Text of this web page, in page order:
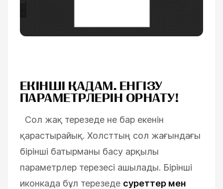
ЕКІНШІ ҚАДАМ. ЕНГІЗУ
ПАРАМЕТРЛЕРІН ОРНАТУ!
Сол жақ терезеде не бар екенін
қарастырайық. Холсттың сол жағындағы
бірінші батырманы басу арқылы
параметрлер терезесі ашылады. Бірінші
иконкада бұл терезеде суреттер мен